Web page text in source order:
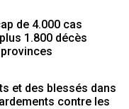
de 4.000 cas
1.800 décès
et des blessés dans
contre les